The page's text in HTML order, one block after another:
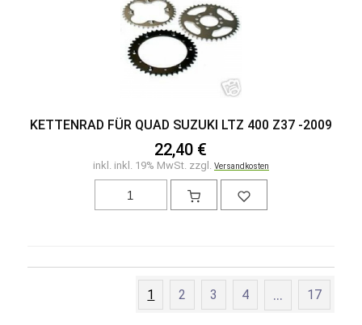
KETTENRAD FÜR QUAD SUZUKI LTZ 400 Z37 -2009
22,40 €
inkl. inkl. 19% MwSt. zzgl. Versandkosten
1 2 3 4 ... 17